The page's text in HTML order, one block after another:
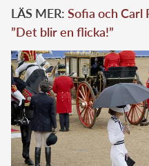
LÄS MER: Sofia och Carl
”Det blir en flicka!”